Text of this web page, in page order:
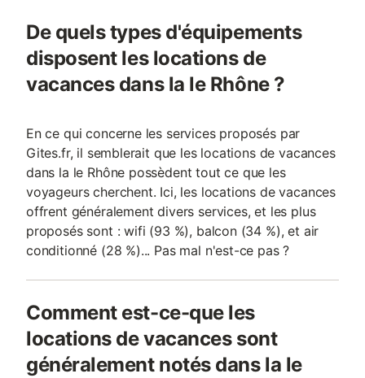
De quels types d'équipements
disposent les locations de
vacances dans la le Rhône ?
En ce qui concerne les services proposés par
Gites.fr, il semblerait que les locations de vacances
dans la le Rhône possèdent tout ce que les
voyageurs cherchent. Ici, les locations de vacances
offrent généralement divers services, et les plus
proposés sont : wifi (93 %), balcon (34 %), et air
conditionné (28 %)... Pas mal n'est-ce pas ?
Comment est-ce-que les
locations de vacances sont
généralement notés dans la le